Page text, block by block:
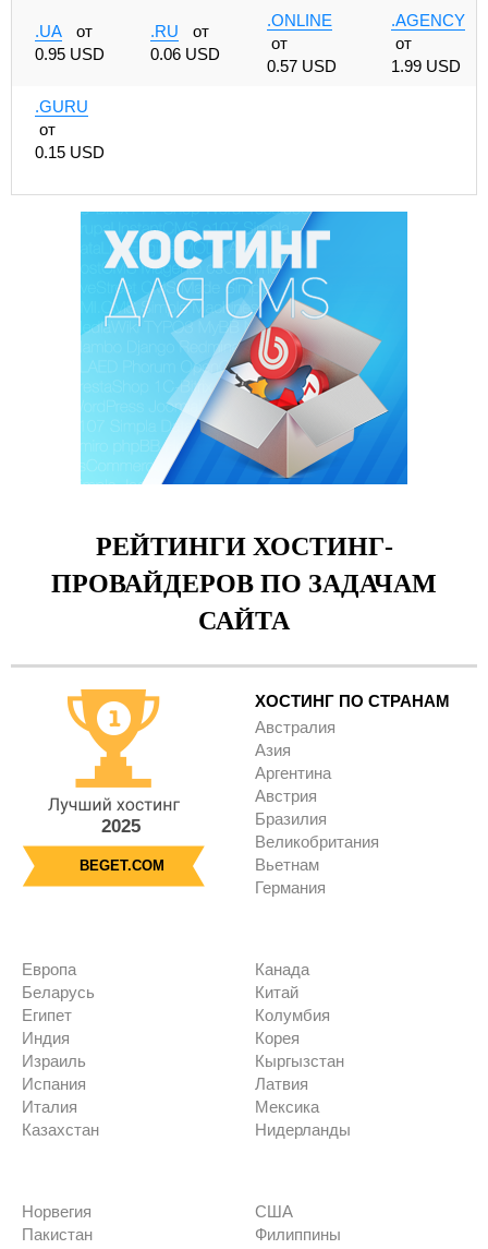
.UA
от
0.95 USD
.RU
от
0.06 USD
.ONLINE
от
0.57 USD
.AGENCY
от
1.99 USD
.GURU
от
0.15 USD
РЕЙТИНГИ ХОСТИНГ-
ПРОВАЙДЕРОВ ПО ЗАДАЧАМ
САЙТА
2025
BEGET.COM
ХОСТИНГ ПО СТРАНАМ
Австралия
Азия
Аргентина
Австрия
Бразилия
Великобритания
Вьетнам
Германия
Европа
Беларусь
Египет
Индия
Израиль
Испания
Италия
Казахстан
Канада
Китай
Колумбия
Корея
Кыргызстан
Латвия
Мексика
Нидерланды
Норвегия
Пакистан
США
Филиппины